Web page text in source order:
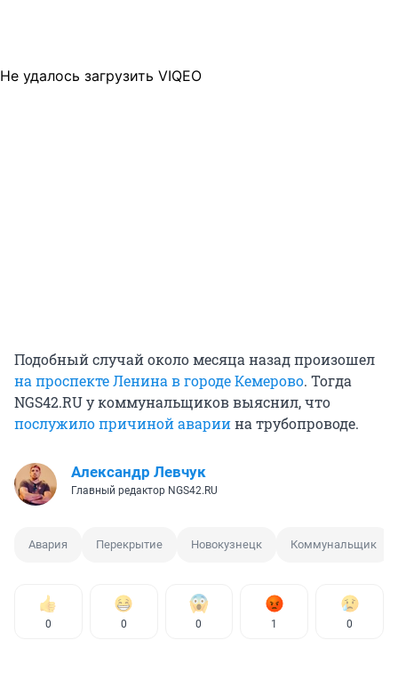
Не удалось загрузить VIQEO
Подобный случай около месяца назад произошел
на проспекте Ленина в городе Кемерово. Тогда
NGS42.RU у коммунальщиков выяснил, что
послужило причиной авариина трубопроводе.
Александр Левчук
Главный редактор NGS42.RU
Авария Перекрытие Новокузнецк Коммунальщик
0 0 0 1 0